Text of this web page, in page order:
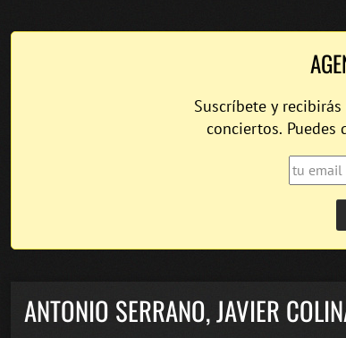
Suscríbete y
conciertos. Puedes
ANTONIO SERRANO, JAVIER